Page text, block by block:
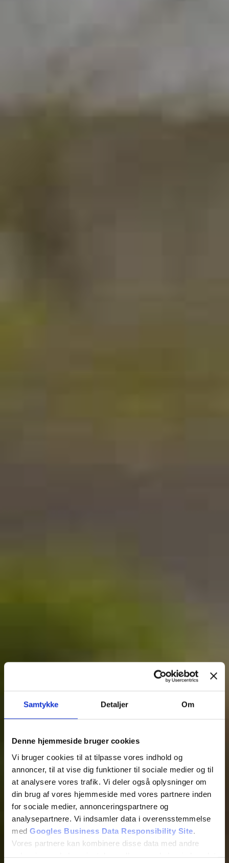
Samtykke Detaljer Om
Denne hjemmeside bruger cookies
Vi bruger cookies til at tilpasse vores indhold og
annoncer, til at vise dig funktioner til sociale medier og til
at analysere vores trafik. Vi deler også oplysninger om
din brug af vores hjemmeside med vores partnere inden
for sociale medier, annonceringspartnere og
analysepartnere. Vi indsamler data i overensstemmelse
med Googles Business Data Responsibility Site
Vores partnere kan kombinere disse data med andre